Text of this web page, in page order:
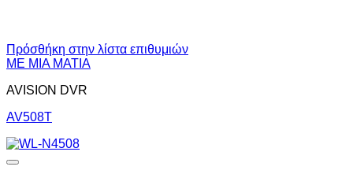
Πρόσθήκη στην λίστα επιθυμιών
ΜΕ ΜΙΑ ΜΑΤΙΑ
AVISION DVR
AV508T